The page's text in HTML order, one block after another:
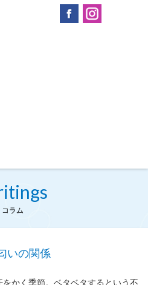
コラム
いの関係
をかく季節。ベタベタするという不